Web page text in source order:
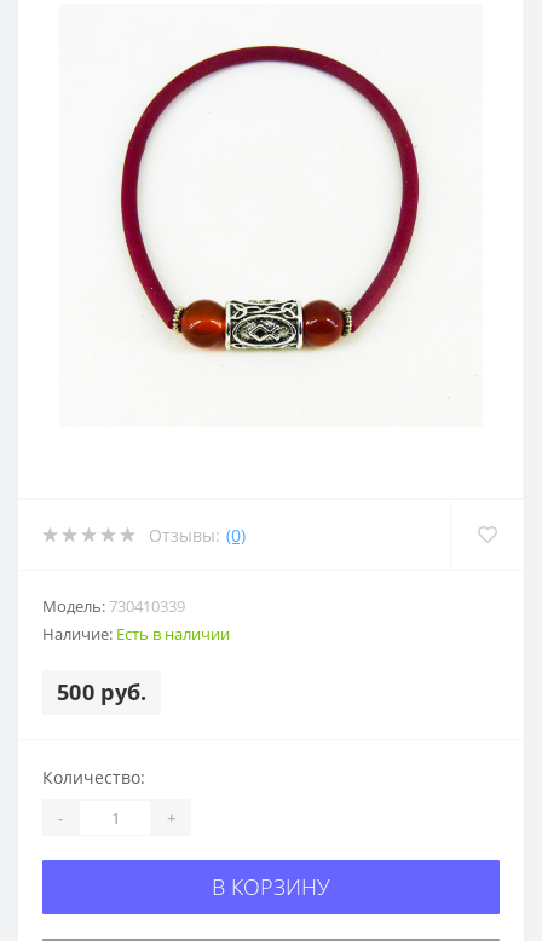
Отзывы: (0)
Модель:730410339
Наличие: Есть в наличии
500 руб.
Количество:
- +
В КОРЗИНУ